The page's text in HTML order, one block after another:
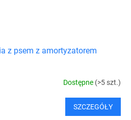
z psem z amortyzatorem
Dostępne (>5 szt.)
SZCZEGÓŁY